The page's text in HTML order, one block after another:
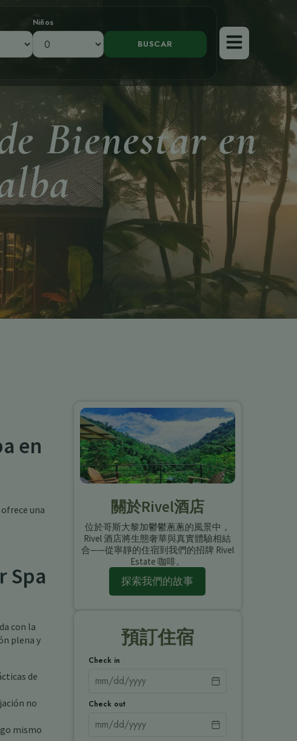
Niños
Bienestar en
en
una
Spa
con la
plena y
de
no
mismo
關於Rivel酒店
位於哥斯大黎加鬱鬱蔥蔥的風景中，
Rivel 酒店將生態奢華與真實體驗相結
合——從寧靜的住宿到我們的招牌 Rivel
Estate 咖啡。
探索我們的故事
預訂住宿
Check in
Check out